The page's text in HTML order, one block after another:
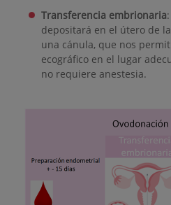
Transferencia embrionaria
depositará en el útero de
una cánula, que nos
ecográfico en el lugar
no requiere anestesia.